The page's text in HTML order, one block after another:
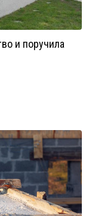
и поручила